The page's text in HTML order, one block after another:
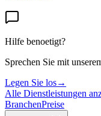
Hilfe benoetigt?
Sprechen Sie mit
Legen Sie los→
Alle Dienstleistungen
BranchenPreise